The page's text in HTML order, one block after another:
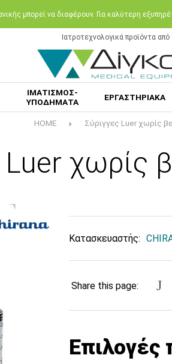
μπορεί να διαφέρουν. Για καλύτερη
Ιατροτεχνολογικά προϊόντα
ΙΜΑΤΙΣΜΟΣ-
ΥΠΟΔΗΜΑΤΑ
ΕΡΓΑΣΤΗΡΙΑΚΑ
HOME Σύριγγες Luer χωρίς
Luer χωρίς
Κατασκευαστής:
Share this page:
Επιλογές